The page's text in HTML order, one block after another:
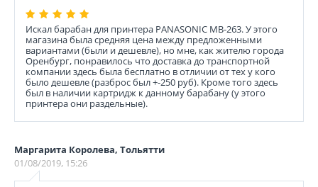
Искал барабан для принтера PANASONIC MB-263. У этого
магазина была средняя цена между предложенными
вариантами (были и дешевле), но мне, как жителю города
Оренбург, понравилось что доставка до транспортной
компании здесь была бесплатно в отличии от тех у кого
было дешевле (разброс был +-250 руб). Кроме того здесь
был в наличии картридж к данному барабану (у этого
принтера они раздельные).
Маргарита Королева, Тольятти
01/08/2019, 15:26